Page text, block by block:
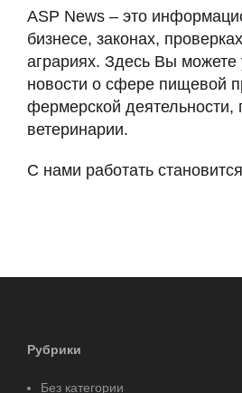
ASP News – это
бизнесе, законах,
аграриях. Здесь Вы можете
новости о сфере пищевой
фермерской деятельности,
ветеринарии.
С нами работать
Рубрики
Без категории